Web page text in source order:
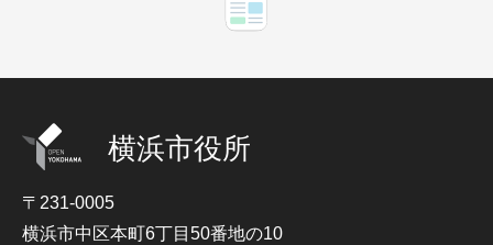
横浜市役所
〒231-0005
横浜市中区本町6丁目50番地の10